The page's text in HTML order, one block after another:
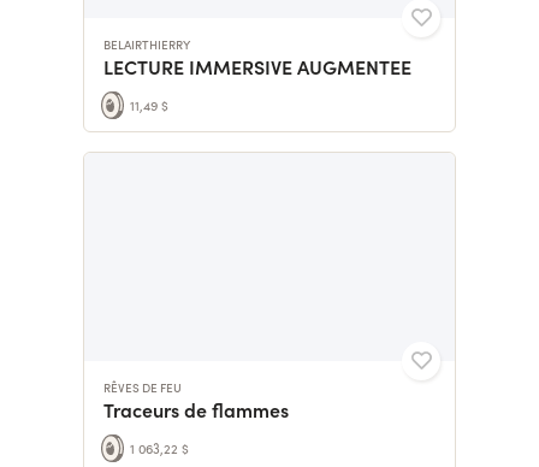
BELAIRTHIERRY
LECTURE IMMERSIVE AUGMENTEE
11,49 $
RÊVES DE FEU
Traceurs de flammes
1 063,22 $